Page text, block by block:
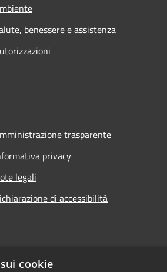
benessere e assistenza
trasparente
privacy
legali
di accessibilità
cookie